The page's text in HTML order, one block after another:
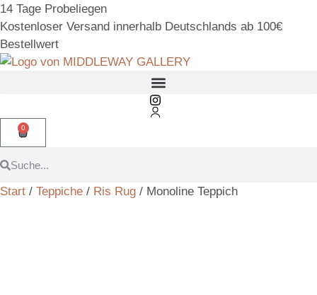
14 Tage Probeliegen
Kostenloser Versand innerhalb Deutschlands ab 100€
Bestellwert
0
Start / Teppiche / Ris Rug / Monoline Teppich